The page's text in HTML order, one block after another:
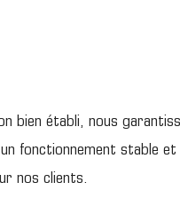
bien établi, nous
fonctionnement stable
nos clients.